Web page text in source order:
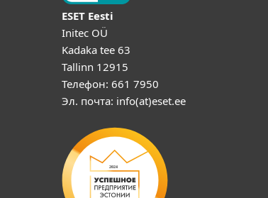
ESET Eesti
Initec OÜ
Kadaka tee 63
Tallinn 12915
Телефон: 661 7950
Эл. почта: info(at)eset.ee